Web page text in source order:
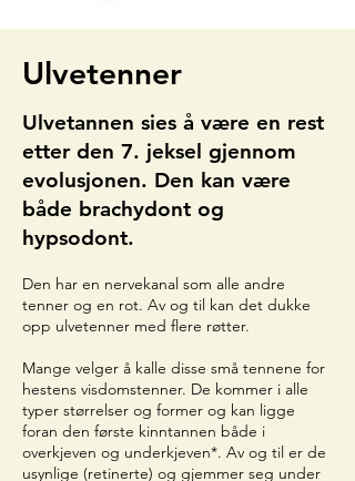
Ulvetenner
Ulvetannen sies å være en rest
etter den 7. jeksel gjennom
evolusjonen. Den kan være
både brachydont og
hypsodont.
Den har en nervekanal som alle andre
tenner og en rot. Av og til kan det dukke
opp ulvetenner med flere røtter.
Mange velger å kalle disse små tennene for
hestens visdomstenner. De kommer i alle
typer størrelser og former og kan ligge
foran den første kinntannen både i
overkjeven og underkjeven*. Av og til er de
usynlige (retinerte) og gjemmer seg under